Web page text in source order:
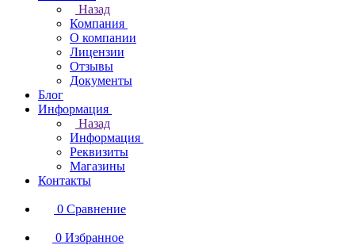
Назад
Компания
О компании
Лицензии
Отзывы
Документы
Блог
Информация
Назад
Информация
Реквизиты
Магазины
Контакты
0 Сравнение
0 Избранное